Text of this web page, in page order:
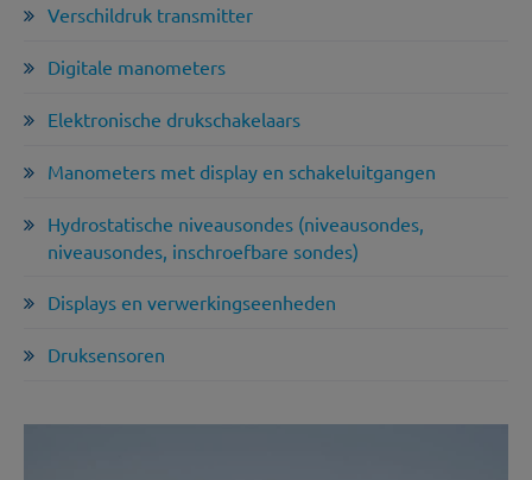
Verschildruk transmitter
Digitale manometers
Elektronische drukschakelaars
Manometers met display en schakeluitgangen
Hydrostatische niveausondes (niveausondes,
niveausondes, inschroefbare sondes)
Displays en verwerkingseenheden
Druksensoren